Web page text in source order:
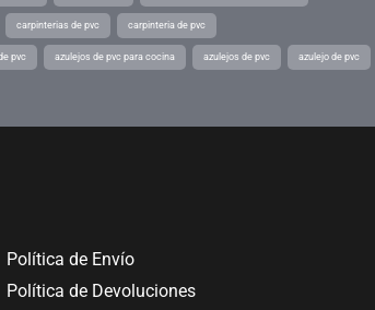
carpinterias de pvc carpinteria de pvc
pvc azulejos de pvc para cocina azulejos de pvc azulejo de pvc
Política de Envío
Política de Devoluciones